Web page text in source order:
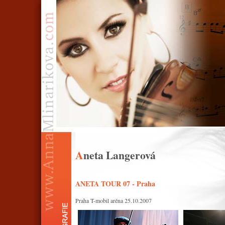
Aneta Langerová
ANETA TOUR 07 - Praha
Praha T-mobil aréna 25.10.2007